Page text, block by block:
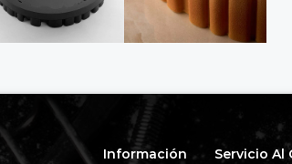
Información
Servicio Al